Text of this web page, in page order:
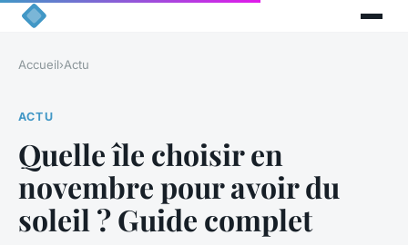
Accueil›Actu
ACTU
Quelle île choisir en
novembre pour avoir du
soleil ? Guide complet